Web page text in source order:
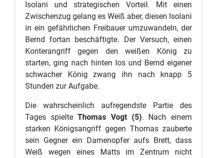
Isolani und strategischen Vorteil. Mit einen
Zwischenzug gelang es Weiß aber, diesen Isolani
in ein gefährlichen Freibauer umzuwandeln, der
Bernd fortan beschäftigte. Der Versuch, einen
Konterangriff gegen den weißen König zu
starten, ging nach hinten los und Bernd eigener
schwacher König zwang ihn nach knapp 5
Stunden zur Aufgabe.
Die wahrscheinlich aufregendste Partie des
Tages spielteThomas Vogt (5). Nach einem
starken Königsangriff gegen Thomas zauberte
sein Gegner ein Damenopfer aufs Brett, dass
Weiß wegen eines Matts im Zentrum nicht